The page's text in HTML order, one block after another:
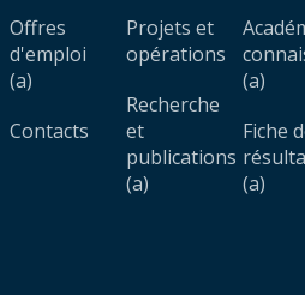
Offres
d'emploi
(a)
Contacts
Projets et
opérations
Recherche
et
publications
(a)
(a)
Fiche
(a)